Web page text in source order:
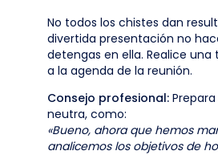
No todos los chistes dan
divertida presentación no
detengas en ella. Realice una
a la agenda de la reunión.
Consejo profesional:
neutra, como:
«Bueno, ahora que hemos
analicemos los objetivos de